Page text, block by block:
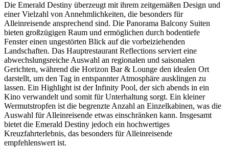
Die Emerald Destiny überzeugt mit ihrem zeitgemäßen Design und
einer Vielzahl von Annehmlichkeiten, die besonders für
Alleinreisende ansprechend sind. Die Panorama Balcony Suiten
bieten großzügigen Raum und ermöglichen durch bodentiefe
Fenster einen ungestörten Blick auf die vorbeiziehenden
Landschaften. Das Hauptrestaurant Reflections serviert eine
abwechslungsreiche Auswahl an regionalen und saisonalen
Gerichten, während die Horizon Bar & Lounge den idealen Ort
darstellt, um den Tag in entspannter Atmosphäre ausklingen zu
lassen. Ein Highlight ist der Infinity Pool, der sich abends in ein
Kino verwandelt und somit für Unterhaltung sorgt. Ein kleiner
Wermutstropfen ist die begrenzte Anzahl an Einzelkabinen, was die
Auswahl für Alleinreisende etwas einschränken kann. Insgesamt
bietet die Emerald Destiny jedoch ein hochwertiges
Kreuzfahrterlebnis, das besonders für Alleinreisende
empfehlenswert ist.